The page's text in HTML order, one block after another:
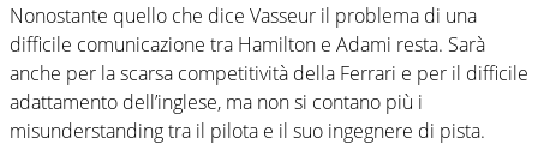
Nonostante quello che dice Vasseur il problema di una
difficile comunicazione tra Hamilton e Adami resta. Sarà
anche per la scarsa competitività della Ferrari e per il difficile
adattamento dell’inglese, ma non si contano più i
misunderstanding tra il pilota e il suo ingegnere di pista.